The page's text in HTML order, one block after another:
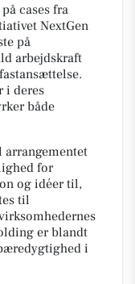
cases fra
NextGen
på
arbejdskraft
i deres
både
arrangementet
for
og idéer til,
til
er blandt
i